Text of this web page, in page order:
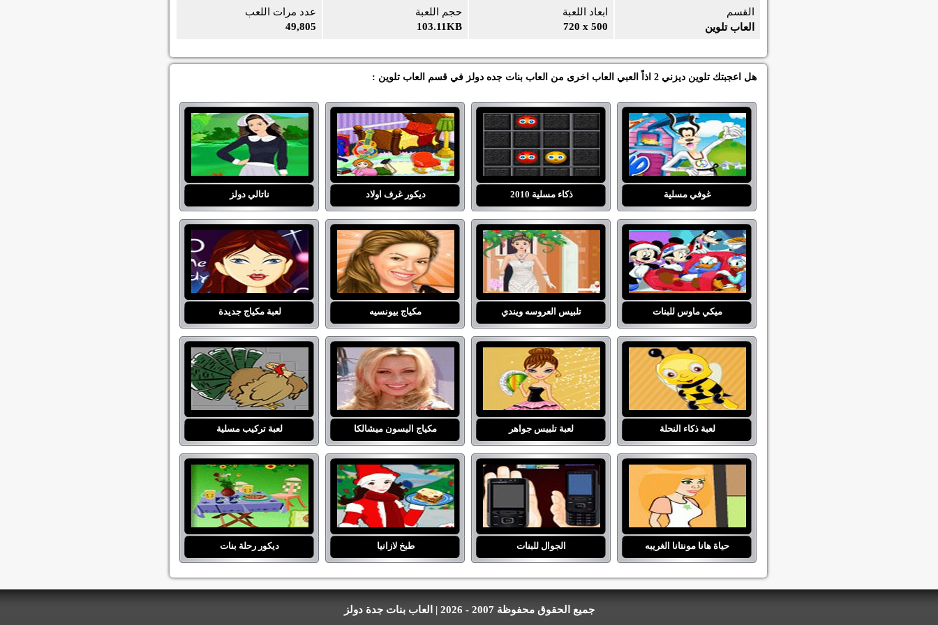
عدد مرات اللعب
49,805
حجم اللعبة
103.11KB
ابعاد اللعبة
720 x 500
القسم
العاب تلوين
هل اعجبتك تلوين ديزني 2 اذاً العبي العاب اخرى من العاب بنات جده دولز في قسم العاب تلوين :
غوفي مسلية ذكاء مسلية 2010 ديكور غرف اولاد ناتالي دولز
ميكي ماوس للبنات تلبيس العروسه ويندي مكياج بيونسيه لعبة مكياج جديدة
لعبة ذكاء النحلة لعبة تلبيس جواهر مكياج اليسون ميشالكا لعبة تركيب مسلية
حياة هانا مونتانا الغريبه الجوال للبنات طبخ لازانيا ديكور رحلة بنات
جميع الحقوق محفوظة 2007 - 2026 | العاب بنات جدة دولز